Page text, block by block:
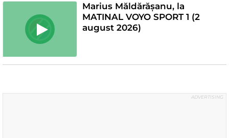
Marius Măldărășanu, la
MATINAL VOYO SPORT 1 (2
august 2026)